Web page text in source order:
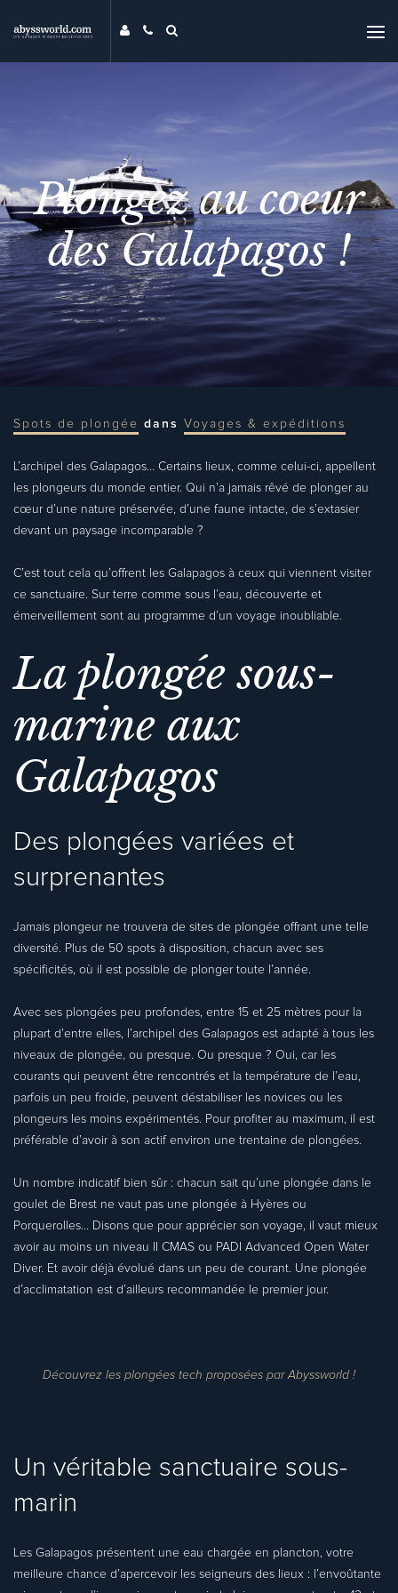
MON ABYSS
CONTACT
COMPARER
UNIVERS ABYSS
RECHERCHER
EVENTS
Plongez au coeur
des Galapagos !
Spots de plongée dans Voyages & expéditions
L’archipel des Galapagos… Certains lieux, comme celui-ci, appellent
les plongeurs du monde entier. Qui n’a jamais rêvé de plonger au
cœur d’une nature préservée, d’une faune intacte, de s’extasier
devant un paysage incomparable ?
C’est tout cela qu’offrent les Galapagos à ceux qui viennent visiter
ce sanctuaire. Sur terre comme sous l’eau, découverte et
émerveillement sont au programme d’un voyage inoubliable.
La plongée sous-
marine aux
Galapagos
Des plongées variées et
surprenantes
Jamais plongeur ne trouvera de sites de plongée offrant une telle
diversité. Plus de 50 spots à disposition, chacun avec ses
spécificités, où il est possible de plonger toute l’année.
Avec ses plongées peu profondes, entre 15 et 25 mètres pour la
plupart d’entre elles, l’archipel des Galapagos est adapté à tous les
niveaux de plongée, ou presque. Ou presque ? Oui, car les
courants qui peuvent être rencontrés et la température de l’eau,
parfois un peu froide, peuvent déstabiliser les novices ou les
plongeurs les moins expérimentés. Pour profiter au maximum, il est
préférable d’avoir à son actif environ une trentaine de plongées.
Un nombre indicatif bien sûr : chacun sait qu’une plongée dans le
goulet de Brest ne vaut pas une plongée à Hyères ou
Porquerolles… Disons que pour apprécier son voyage, il vaut mieux
avoir au moins un niveau II CMAS ou PADI Advanced Open Water
Diver. Et avoir déjà évolué dans un peu de courant. Une plongée
d’acclimatation est d’ailleurs recommandée le premier jour.
Découvrez les plongées tech proposées par Abyssworld !
Un véritable sanctuaire sous-
marin
Les Galapagos présentent une eau chargée en plancton, votre
meilleure chance d’apercevoir les seigneurs des lieux : l’envoûtante